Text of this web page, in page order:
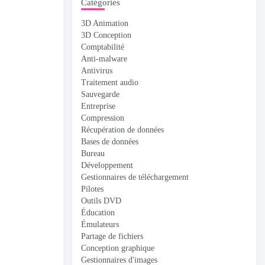
Catégories
3D Animation
3D Conception
Comptabilité
Anti-malware
Antivirus
Traitement audio
Sauvegarde
Entreprise
Compression
Récupération de données
Bases de données
Bureau
Développement
Gestionnaires de téléchargement
Pilotes
Outils DVD
Éducation
Émulateurs
Partage de fichiers
Conception graphique
Gestionnaires d'images